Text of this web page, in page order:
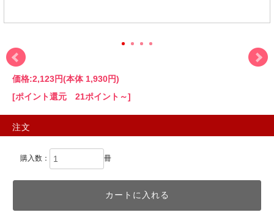
価格:2,123円(本体 1,930円)
[ポイント還元 21ポイント～]
注文
購入数： 冊